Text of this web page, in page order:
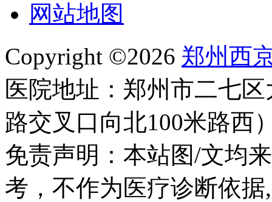
网站地图
Copyright ©2026 郑州西
医院地址：郑州市二七
路交叉口向北100米路西
免责声明：本站图/文均
考，不作为医疗诊断依